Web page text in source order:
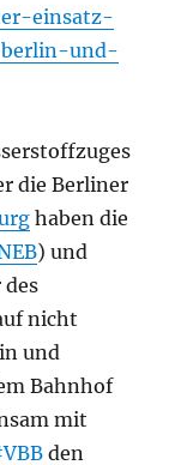
einsatz-
und-
die Berliner
haben die
) und
nicht
und
Bahnhof
mit
den